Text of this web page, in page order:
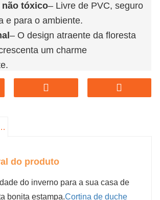
tóxico– Livre de PVC, seguro
e para o ambiente.
– O design atraente da floresta
um charme
– Resistente a rasgos e
de ferrugem
de duche standard e
rápida.
nos nossos produtos,
do produto
do produto
do inverno para a sua casa de
bonita estampa.Cortina de duche